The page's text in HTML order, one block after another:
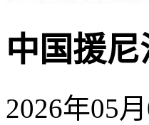
中国援
2026年05